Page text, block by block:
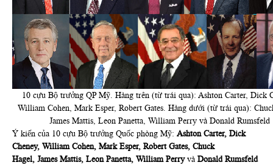
10 cựu Bộ trưởng QP Mỹ. Hàng trên (từ trái qua): Ashton Carter, Dick
William Cohen, Mark Esper, Robert Gates. Hàng dưới (từ trái qua):
James Mattis, Leon Panetta, William Perry và Donald Rumsfeld
Ý kiến của 10 cựu Bộ trưởng Quốc phòng Mỹ: Ashton Carter, Dick
Cheney, William Cohen, Mark Esper, Robert Gates, Chuck
Hagel, James Mattis, Leon Panetta, William Perryvà Donald Rumsfeld